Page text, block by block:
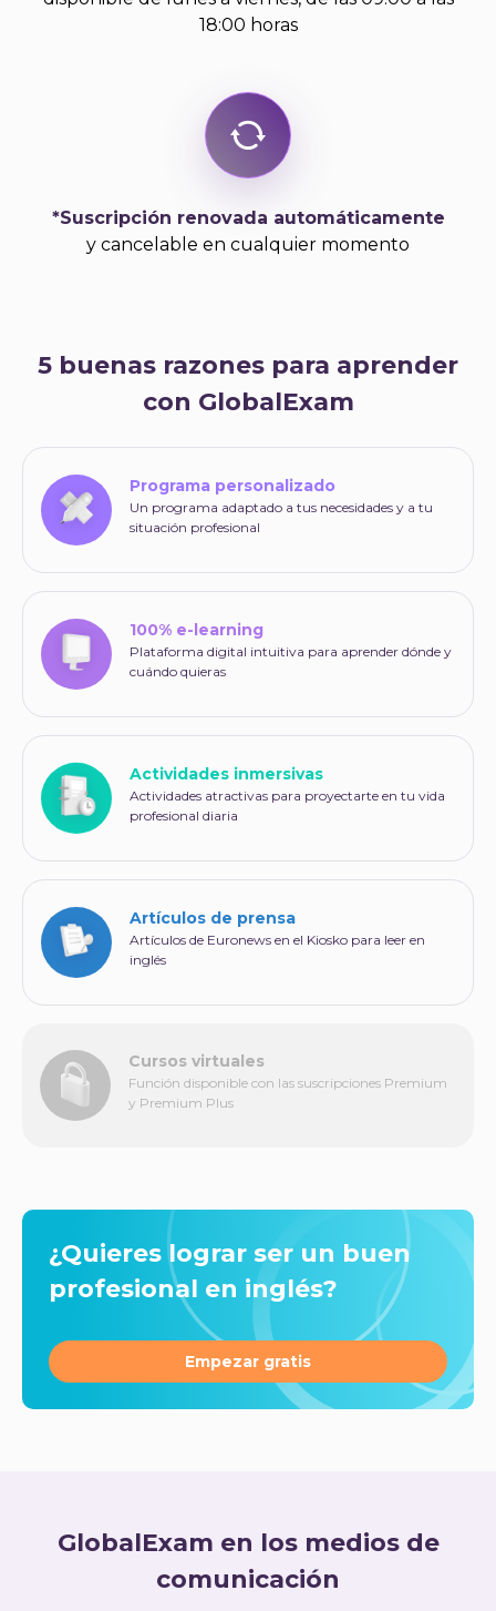
18:00 horas
*Suscripción renovada automáticamente
y cancelable en cualquier momento
5 buenas razones para aprender
con GlobalExam
Programa personalizado
Un programa adaptado a tus necesidades y a tu
situación profesional
100% e-learning
Plataforma digital intuitiva para aprender dónde y
cuándo quieras
Actividades inmersivas
Actividades atractivas para proyectarte en tu vida
profesional diaria
Artículos de prensa
Artículos de Euronews en el Kiosko para leer en
inglés
Cursos virtuales
Función disponible con las suscripciones Premium
y Premium Plus
¿Quieres lograr ser un buen
profesional en inglés?
Empezar gratis
GlobalExam en los medios de
comunicación